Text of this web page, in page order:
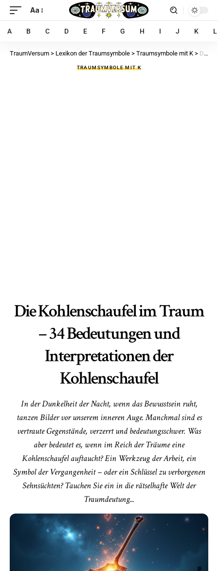
Aa
A B C D E F G H I J K L
TraumVersum > Lexikon der Traumsymbole > Traumsymbole mit K > Die Kohlenschaufel im Traum – 34 Bedeutungen und Interpretationen der Kohlenschaufel
TRAUMSYMBOLE MIT K
Die Kohlenschaufel im Traum
– 34 Bedeutungen und
Interpretationen der
Kohlenschaufel
In der Dunkelheit der Nacht, wenn das Bewusstsein ruht,
tanzen Bilder vor unserem inneren Auge. Manchmal sind es
vertraute Gegenstände, verzerrt und bedeutungsschwer. Was
aber bedeutet es, wenn im Reich der Träume eine
Kohlenschaufel auftaucht? Ein Werkzeug der Arbeit, ein
Symbol der Vergangenheit – oder ein Schlüssel zu verborgenen
Sehnsüchten? Tauchen Sie ein in die rätselhafte Welt der
Traumdeutung...